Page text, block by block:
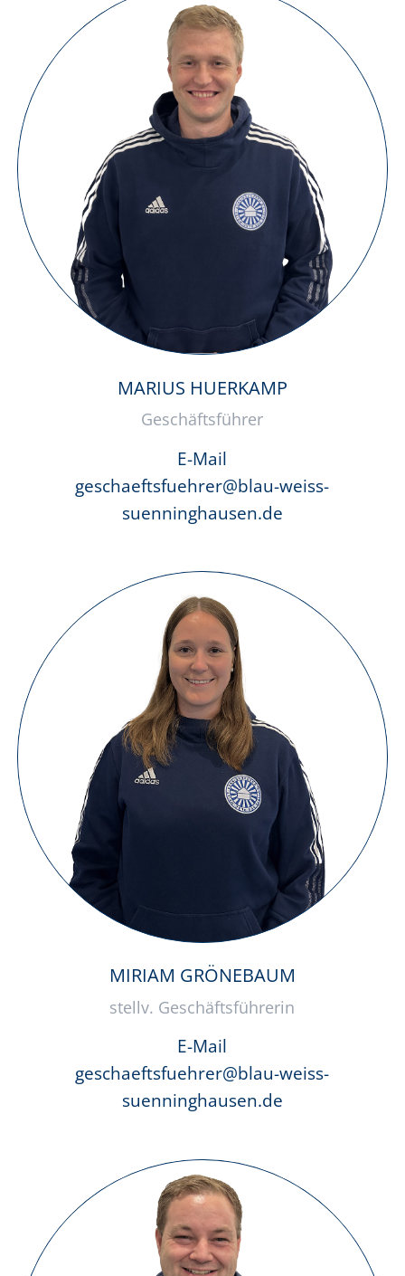
MARIUS HUERKAMP
Geschäftsführer
E-Mail
geschaeftsfuehrer@blau-weiss-
suenninghausen.de
MIRIAM GRÖNEBAUM
stellv. Geschäftsführerin
E-Mail
geschaeftsfuehrer@blau-weiss-
suenninghausen.de